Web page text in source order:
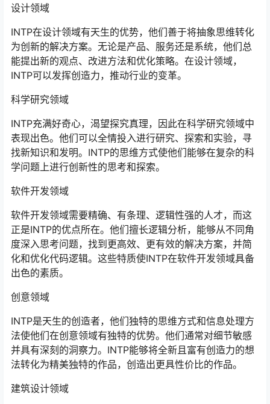
设计领域
INTP在设计领域有天生的优势，他们善于将抽象思维转化
为创新的解决方案。无论是产品、服务还是系统，他们总
能提出新的观点、改进方法和优化策略。在设计领域，
INTP可以发挥创造力，推动行业的变革。
科学研究领域
INTP充满好奇心，渴望探究真理，因此在科学研究领域中
表现出色。他们可以全情投入进行研究、探索和实验，寻
找新知识和发明。INTP的思维方式使他们能够在复杂的科
学问题上进行创新性的思考和探索。
软件开发领域
软件开发领域需要精确、有条理、逻辑性强的人才，而这
正是INTP的优点所在。他们擅长逻辑分析，能够从不同角
度深入思考问题，找到更高效、更有效的解决方案，并简
化和优化代码逻辑。这些特质使INTP在软件开发领域具备
出色的素质。
创意领域
INTP是天生的创造者，他们独特的思维方式和信息处理方
法使他们在创意领域有独特的优势。他们通常对细节敏感
并具有深刻的洞察力。INTP能够将全新且富有创造力的想
法转化为精美独特的作品，创造出更具性价比的作品。
建筑设计领域